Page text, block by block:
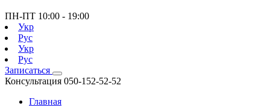
ПН-ПТ 10:00 - 19:00
Укр
Рус
Укр
Рус
Записаться
Консультация 050-152-52-52
Главная